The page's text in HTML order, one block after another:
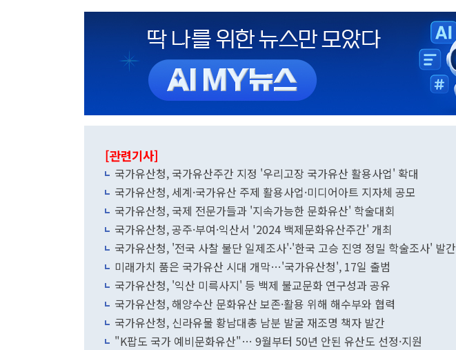
[관련기사]
국가유산청, 국가유산주간 지정 '우리고장 국가유산 활용사업' 확대
국가유산청, 세계·국가유산 주제 활용사업·미디어아트 지자체 공모
국가유산청, 국제 전문가들과 '지속가능한 문화유산' 학술대회
국가유산청, 공주·부여·익산서 '2024 백제문화유산주간' 개최
국가유산청, '전국 사찰 불단 일제조사'·'한국 고승 진영 정밀 학술조사' 발간
미래가치 품은 국가유산 시대 개막…'국가유산청', 17일 출범
국가유산청, '익산 미륵사지' 등 백제 불교문화 연구성과 공유
국가유산청, 해양수산 문화유산 보존·활용 위해 해수부와 협력
국가유산청, 신라유물 황남대총 남분 발굴 재조명 책자 발간
"K팝도 국가 예비문화유산"… 9월부터 50년 안된 유산도 선정·지원